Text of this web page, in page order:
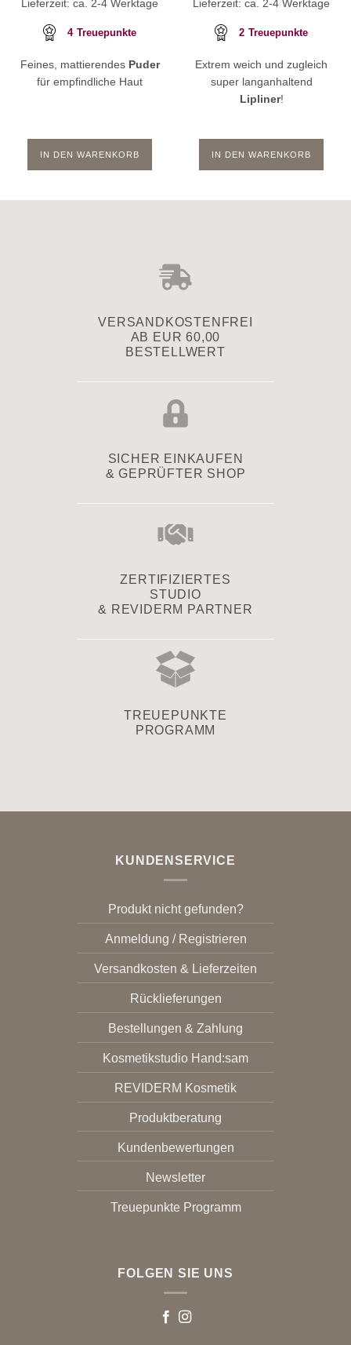
Lieferzeit: ca. 2-4 Werktage
4 Treuepunkte
Feines, mattierendes Puder
für empfindliche Haut
IN DEN WARENKORB
Lieferzeit: ca. 2-4 Werktage
2 Treuepunkte
Extrem weich und zugleich
super langanhaltend
Lipliner!
IN DEN WARENKORB
VERSAND­KOSTENFREI
AB EUR 60,00
BESTELLWERT
SICHER EINKAUFEN
& GEPRÜFTER SHOP
ZERTIFIZIERTES
STUDIO
& REVIDERM PARTNER
TREUEPUNKTE
PROGRAMM
KUNDENSERVICE
Produkt nicht gefunden?
Anmeldung / Registrieren
Versandkosten & Lieferzeiten
Rücklieferungen
Bestellungen & Zahlung
Kosmetikstudio Hand:sam
REVIDERM Kosmetik
Produktberatung
Kundenbewertungen
Newsletter
Treuepunkte Programm
FOLGEN SIE UNS